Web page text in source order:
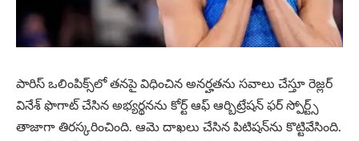
పారిస్ ఒలింపిక్స్​లో తనపై విధించిన అనర్హతను సవాలు చేస్తూ రెజ్లర్
వినేశ్‌ ఫొగాట్‌ చేసిన అభ్యర్థనను కోర్ట్‌ ఆఫ్‌ ఆర్బిట్రేషన్‌ ఫర్‌ స్పోర్ట్స్‌
తాజాగా తిరస్కరించింది. ఆమె దాఖలు చేసిన పిటిషన్‌ను కొట్టివేసింది.